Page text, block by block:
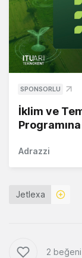
SPONSORLU
İklim ve
Adrazzi
Jetlexa
2 beğeni